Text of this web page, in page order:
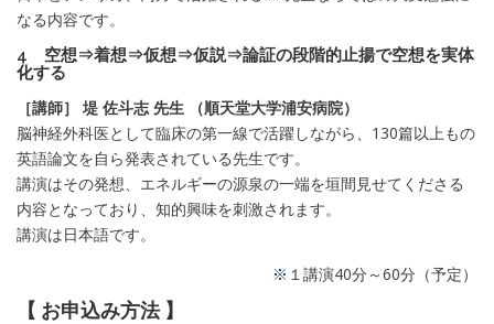
なる内容です。
4 空想⇒着想⇒仮想⇒仮説⇒論証の段階的止揚で空想を実体
化する
［講師］ 堤 佐斗志 先生 （順天堂大学浦安病院）
脳神経外科医として臨床の第一線で活躍しながら、130篇以上もの
英語論文を自ら発表されている先生です。
講演はその発想、エネルギーの源泉の一端を垣間見せてくださる
内容となっており、知的興味を刺激されます。
講演は日本語です。
※ １講演40分～60分（予定）
【 お申込み方法 】